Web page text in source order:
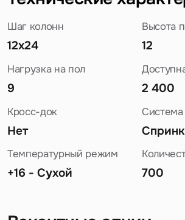
Шаг колонн
12x24
Высота
12
Нагрузка на пол
9 2 400
Кросс-док
Нет
Температурный режим
+16 - Сухой 700